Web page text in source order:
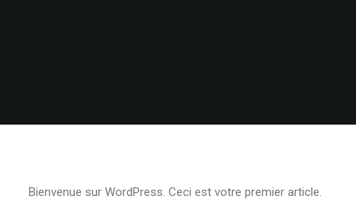
Bienvenue sur WordPress. Ceci est votre premier article.